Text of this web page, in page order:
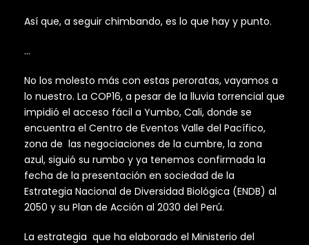
Así que, a seguir chimbando, es lo que hay y punto.
…
No los molesto más con estas peroratas, vayamos a
lo nuestro. La COP16, a pesar de la lluvia torrencial que
impidió el acceso fácil a Yumbo, Cali, donde se
encuentra el Centro de Eventos Valle del Pacífico,
zona de las negociaciones de la cumbre, la zona
azul, siguió su rumbo y ya tenemos confirmada la
fecha de la presentación en sociedad de la
Estrategia Nacional de Diversidad Biológica (ENDB) al
2050 y su Plan de Acción al 2030 del Perú.
La estrategia que ha elaborado el Ministerio del